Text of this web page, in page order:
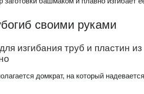
своими руками
изгибания труб и пластин
домкрат, на который